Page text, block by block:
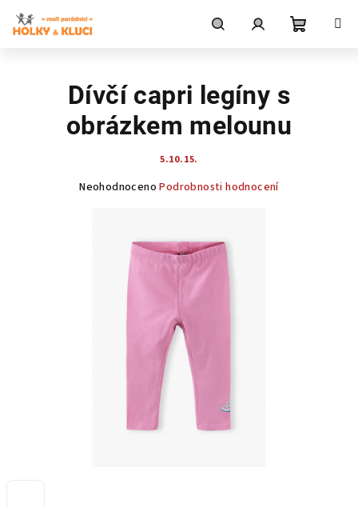
obsah
Dívčí capri legíny s
obrázkem melounu
5.10.15.
Průměrné
Neohodnoceno Podrobnosti hodnocení